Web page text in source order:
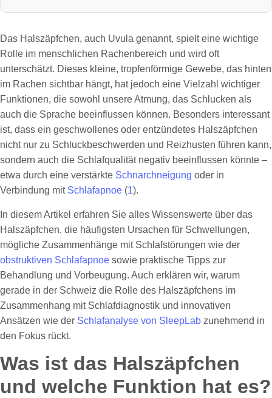
Das Halszäpfchen, auch Uvula genannt, spielt eine wichtige
Rolle im menschlichen Rachenbereich und wird oft
unterschätzt. Dieses kleine, tropfenförmige Gewebe, das hinten
im Rachen sichtbar hängt, hat jedoch eine Vielzahl wichtiger
Funktionen, die sowohl unsere Atmung, das Schlucken als
auch die Sprache beeinflussen können. Besonders interessant
ist, dass ein geschwollenes oder entzündetes Halszäpfchen
nicht nur zu Schluckbeschwerden und Reizhusten führen kann,
sondern auch die Schlafqualität negativ beeinflussen könnte –
etwa durch eine verstärkte Schnarchneigung oder in
Verbindung mit Schlafapnoe (1).
In diesem Artikel erfahren Sie alles Wissenswerte über das
Halszäpfchen, die häufigsten Ursachen für Schwellungen,
mögliche Zusammenhänge mit Schlafstörungen wie der
obstruktiven Schlafapnoe sowie praktische Tipps zur
Behandlung und Vorbeugung. Auch erklären wir, warum
gerade in der Schweiz die Rolle des Halszäpfchens im
Zusammenhang mit Schlafdiagnostik und innovativen
Ansätzen wie der Schlafanalyse von SleepLab zunehmend in
den Fokus rückt.
Was ist das Halszäpfchen
und welche Funktion hat es?